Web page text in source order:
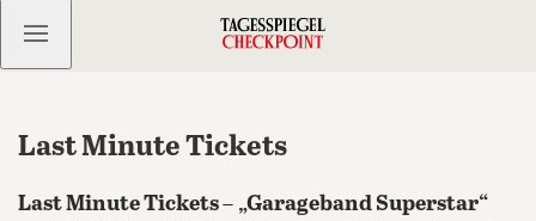
Kostenlos anmelden
Last Minute Tickets
Last Minute Tickets– „Garageband Superstar“